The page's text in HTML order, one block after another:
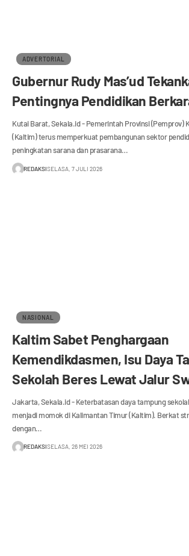
ADVERTORIAL
Gubernur Rudy Mas’ud
Pentingnya Pendidikan
Kutai Barat, Sekala.id - Pemerintah Provinsi (Pemprov)
(Kaltim) terus memperkuat pembangunan sektor
peningkatan sarana dan prasarana…
REDAKSISELASA, 7 JULI 2026
NASIONAL
Kaltim Sabet Penghargaan
Kemendikdasmen, Isu Daya
Sekolah Beres Lewat Jalur
Jakarta, Sekala.id - Keterbatasan daya tampung
menjadi momok di Kalimantan Timur (Kaltim). Berkat
dengan…
REDAKSISELASA, 26 MEI 2026